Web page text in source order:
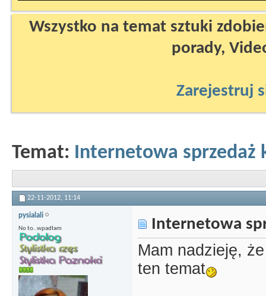
Wszystko na temat sztuki
porady,
Zarejestruj
Temat: Internetowa sprzedaż
22-11-2012, 11:14
pysialali
No to..wpadłam Internetowa
Mam nadzieję,
ten temat